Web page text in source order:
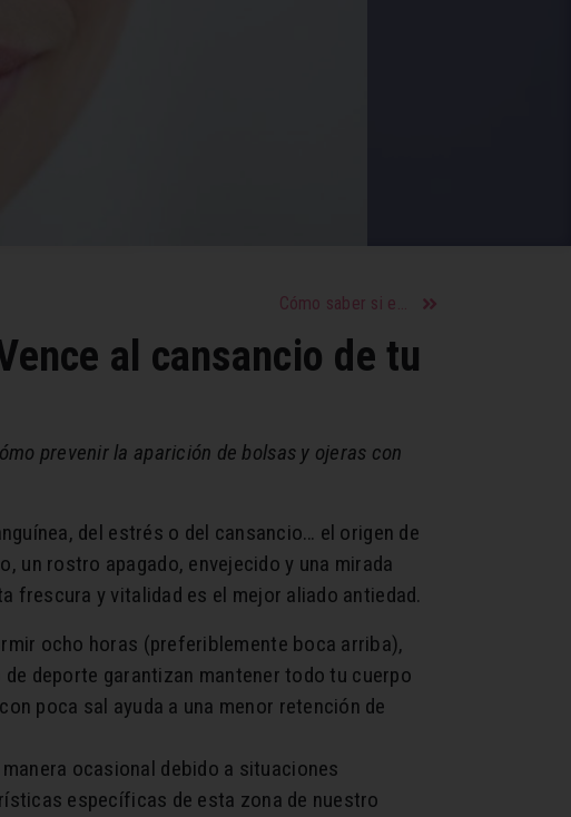
Cómo saber si estás con un hombre inmaduro que nunca estará a tu altura
al cansancio de tu
prevenir la aparición de bolsas y ojeras con
del estrés o del cansancio… el origen de
un rostro apagado, envejecido y una mirada
frescura y vitalidad es el mejor aliado antiedad.
ocho horas (preferiblemente boca arriba),
deporte garantizan mantener todo tu cuerpo
poca sal ayuda a una menor retención de
ocasional debido a situaciones
específicas de esta zona de nuestro